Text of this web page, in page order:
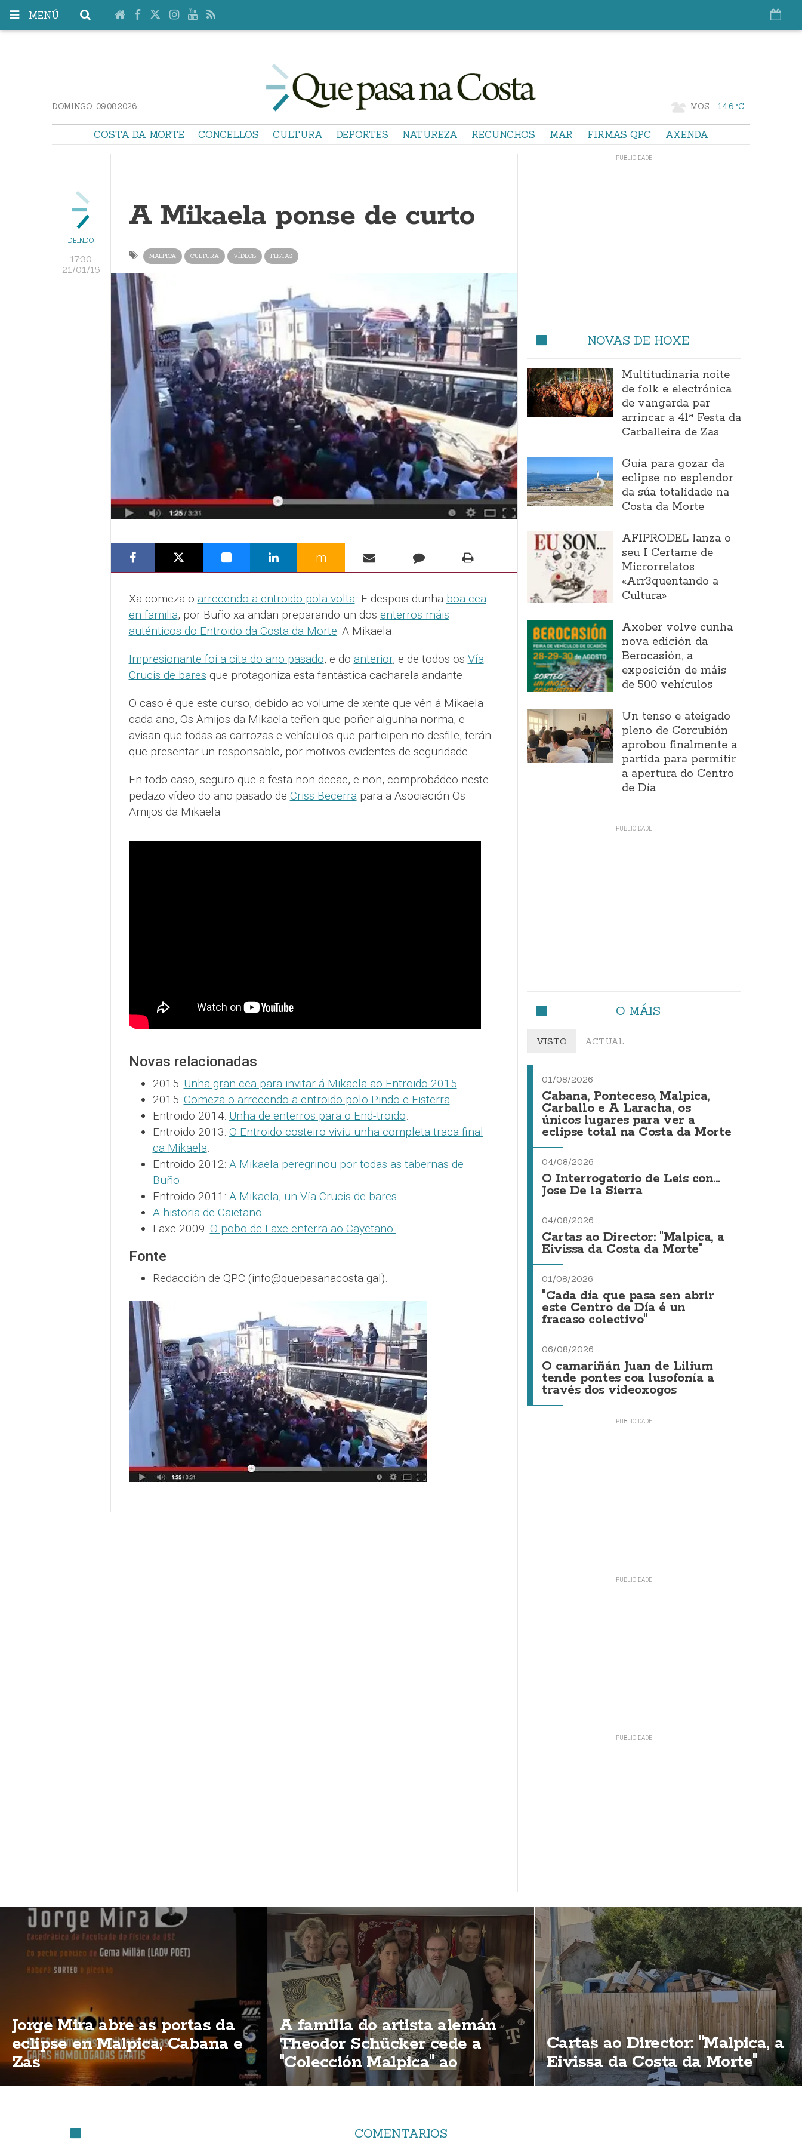
MENÚ
DOMINGO. 09.08.2026 MOS 14.6 °C
COSTA DA MORTE CONCELLOS CULTURA DEPORTES NATUREZA RECUNCHOS MAR FIRMAS QPC AXENDA
DEINDO
17:30
21/01/15
A Mikaela ponse de curto
MALPICA CULTURA VÍDEOS FESTAS
m
Xa comeza o arrecendo a entroido pola volta. E despois dunha boa cea
en familia, por Buño xa andan preparando un dos enterros máis
auténticos do Entroido da Costa da Morte: A Mikaela.
Impresionante foi a cita do ano pasado, e do anterior, e de todos os Vía
Crucis de bares que protagoniza esta fantástica cacharela andante.
O caso é que este curso, debido ao volume de xente que vén á Mikaela
cada ano, Os Amijos da Mikaela teñen que poñer algunha norma, e
avisan que todas as carrozas e vehículos que participen no desfile, terán
que presentar un responsable, por motivos evidentes de seguridade.
En todo caso, seguro que a festa non decae, e non, comprobádeo neste
pedazo vídeo do ano pasado de Criss Becerrapara a Asociación Os
Amijos da Mikaela:
Novas relacionadas
2015: Unha gran cea para invitar á Mikaela ao Entroido 2015.
2015: Comeza o arrecendo a entroido polo Pindo e Fisterra.
Entroido 2014: Unha de enterros para o End-troido.
Entroido 2013: O Entroido costeiro viviu unha completa traca final
ca Mikaela.
Entroido 2012: A Mikaela peregrinou por todas as tabernas de
Buño.
Entroido 2011: A Mikaela, un Vía Crucis de bares.
A historia de Caietano.
Laxe 2009: O pobo de Laxe enterra ao Cayetano .
Fonte
Redacción de QPC (info@quepasanacosta.gal).
NOVAS DE HOXE
Multitudinaria noite
de folk e electrónica
de vangarda par
arrincar a 41ª Festa da
Carballeira de Zas
Guía para gozar da
eclipse no esplendor
da súa totalidade na
Costa da Morte
AFIPRODEL lanza o
seu I Certame de
Microrrelatos
«Arr3quentando a
Cultura»
Axober volve cunha
nova edición da
Berocasión, a
exposición de máis
de 500 vehículos
Un tenso e ateigado
pleno de Corcubión
aprobou finalmente a
partida para permitir
a apertura do Centro
de Día
O MÁIS
VISTO ACTUAL
01/08/2026
Cabana, Ponteceso, Malpica,
Carballo e A Laracha, os
únicos lugares para ver a
eclipse total na Costa da Morte
04/08/2026
O Interrogatorio de Leis con...
Jose De la Sierra
04/08/2026
Cartas ao Director: "Malpica, a
Eivissa da Costa da Morte"
01/08/2026
"Cada día que pasa sen abrir
este Centro de Día é un
fracaso colectivo"
06/08/2026
O camariñán Juan de Lilium
tende pontes coa lusofonía a
través dos videoxogos
Jorge Mira abre as portas da
eclipse en Malpica, Cabana e
Zas
A familia do artista alemán
Theodor Schücker cede a
"Colección Malpica" ao
concello malpicán
Cartas ao Director: "Malpica, a
Eivissa da Costa da Morte"
COMENTARIOS